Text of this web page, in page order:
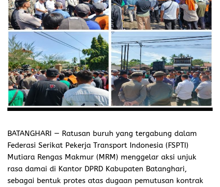
BATANGHARI — Ratusan buruh yang tergabung dalam
Federasi Serikat Pekerja Transport Indonesia (FSPTI)
Mutiara Rengas Makmur (MRM) menggelar aksi unjuk
rasa damai di Kantor DPRD Kabupaten Batanghari,
sebagai bentuk protes atas dugaan pemutusan kontrak